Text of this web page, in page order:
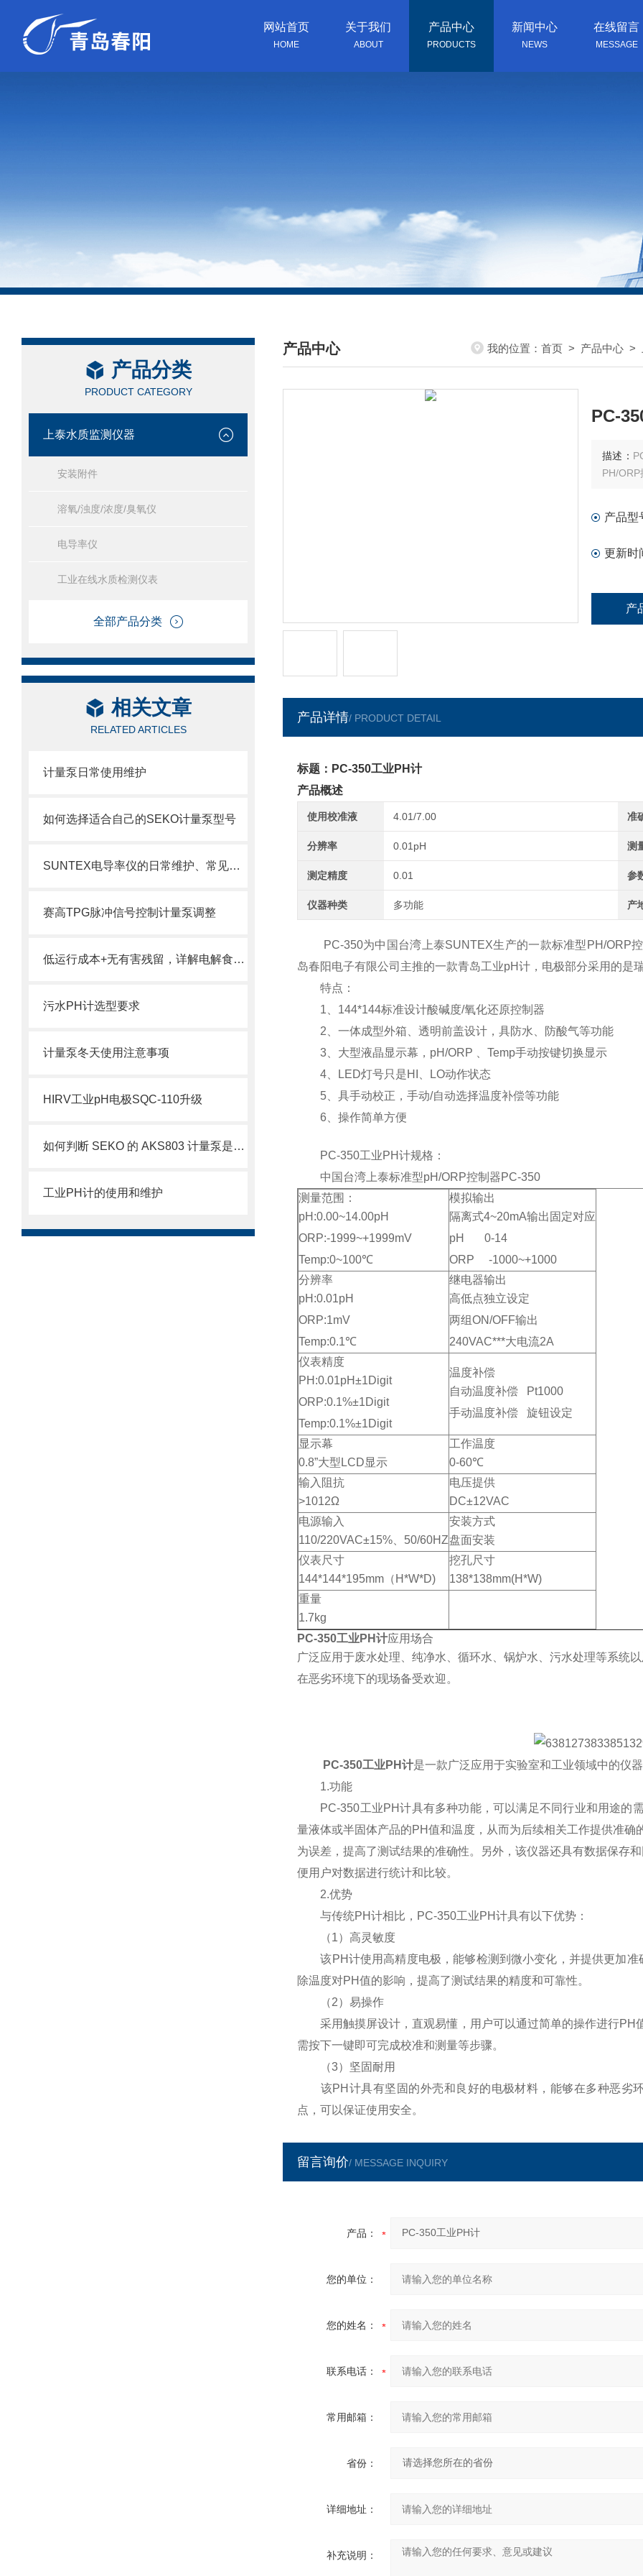
网站首页
HOME
关于我们
ABOUT
产品中心
PRODUCTS
新闻中心
NEWS
在线留言
MESSAGE
产品分类
PRODUCT CATEGORY
上泰水质监测仪器
安装附件
溶氧/浊度/浓度/臭氧仪
电导率仪
工业在线水质检测仪表
全部产品分类
相关文章
RELATED ARTICLES
计量泵日常使用维护
如何选择适合自己的SEKO计量泵型号
SUNTEX电导率仪的日常维护、常见故障排查与传感器保养
赛高TPG脉冲信号控制计量泵调整
低运行成本+无有害残留，详解电解食盐水处理消毒设备在饮用水消毒中的核心优势
污水PH计选型要求
计量泵冬天使用注意事项
HIRV工业pH电极SQC-110升级
如何判断 SEKO 的 AKS803 计量泵是否需要维修？
工业PH计的使用和维护
产品中心
/ PRODUCTS CENTER
我的位置： 首页 > 产品中心 >
PC-
描述：
PH/
产品型
更新时
产
产品详情/ PRODUCT DETAIL
标题：PC-350工业PH计
产品概述
使用校准液 4.01/7.00 准
分辨率 0.01pH 测
测定精度 0.01 参
仪器种类 多功能 产
PC-350为中国台湾上泰SUNTEX生产的一款标准型PH/ORP控
岛春阳电子有限公司主推的一款青岛工业pH计，电极部分采用的是
特点：
1、144*144标准设计酸碱度/氧化还原控制器
2、一体成型外箱、透明前盖设计，具防水、防酸气等功能
3、大型液晶显示幕，pH/ORP 、Temp手动按键切换显示
4、LED灯号只是HI、LO动作状态
5、具手动校正，手动/自动选择温度补偿等功能
6、操作简单方便
PC-350工业PH计规格：
中国台湾上泰标准型pH/ORP控制器PC-350
测量范围：
pH:0.00~14.00pH
ORP:-1999~+1999mV
Temp:0~100℃
模拟输出
隔离式4~20mA输出固定对应
pH 0-14
ORP -1000~+1000
分辨率
pH:0.01pH
ORP:1mV
Temp:0.1℃
继电器输出
高低点独立设定
两组ON/OFF输出
240VAC***大电流2A
仪表精度
PH:0.01pH±1Digit
ORP:0.1%±1Digit
Temp:0.1%±1Digit
温度补偿
自动温度补偿 Pt1000
手动温度补偿 旋钮设定
显示幕
0.8”大型LCD显示
工作温度
0-60℃
输入阻抗
>1012Ω
电压提供
DC±12VAC
电源输入
110/220VAC±15%、50/60HZ
安装方式
盘面安装
仪表尺寸
144*144*195mm（H*W*D)
挖孔尺寸
138*138mm(H*W)
重量
1.7kg
PC-350工业PH计应用场合
广泛应用于废水处理、纯净水、循环水、锅炉水、污水处理等系统
在恶劣环境下的现场备受欢迎。
PC-350工业PH计是一款广泛应用于实验室和工业领域中的仪
1.功能
PC-350工业PH计具有多种功能，可以满足不同行业和用途的
量液体或半固体产品的PH值和温度，从而为后续相关工作提供准
为误差，提高了测试结果的准确性。另外，该仪器还具有数据保存
便用户对数据进行统计和比较。
2.优势
与传统PH计相比，PC-350工业PH计具有以下优势：
（1）高灵敏度
该PH计使用高精度电极，能够检测到微小变化，并提供更加准
除温度对PH值的影响，提高了测试结果的精度和可靠性。
（2）易操作
采用触摸屏设计，直观易懂，用户可以通过简单的操作进行PH
需按下一键即可完成校准和测量等步骤。
（3）坚固耐用
该PH计具有坚固的外壳和良好的电极材料，能够在多种恶劣
点，可以保证使用安全。
留言询价/ MESSAGE INQUIRY
产品：
您的单位：
您的姓名：
联系电话：
常用邮箱：
省份：
详细地址：
补充说明：